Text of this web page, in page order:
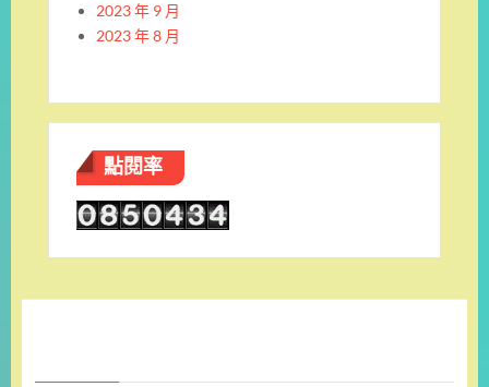
2023 年 9 月
2023 年 8 月
點閱率